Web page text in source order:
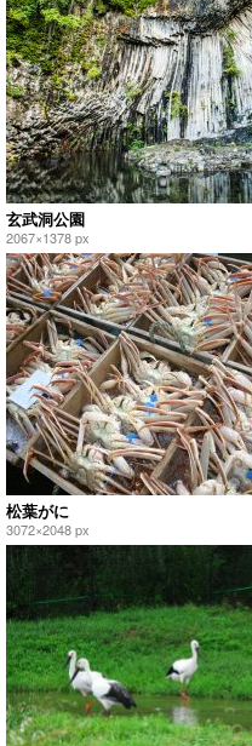
玄武洞公園
2067×1378 px
松葉がに
3072×2048 px